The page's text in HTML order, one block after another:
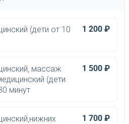
(дети от 10
1 200 ₽
массаж
(дети
минут
1 500 ₽
1 700 ₽